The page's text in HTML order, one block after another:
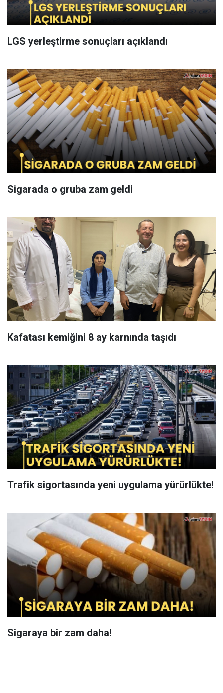
LGS yerleştirme sonuçları açıklandı
Sigarada o gruba zam geldi
Kafatası kemiğini 8 ay karnında taşıdı
Trafik sigortasında yeni uygulama yürürlükte!
Sigaraya bir zam daha!